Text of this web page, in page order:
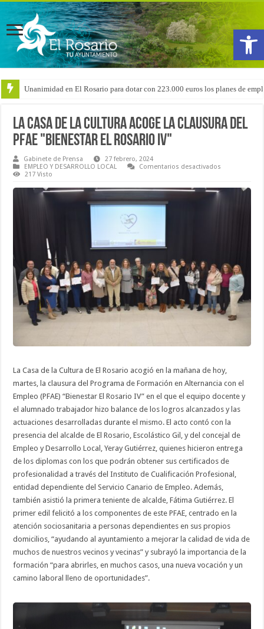
Abrir
Unanimidad en El Rosario para dotar con 223.000 euros los planes de
Arranca la reforma del CEIP San Isidro con las demoliciones para la
La Casa de la Cultura acoge la clausura del
PFAE "Bienestar El Rosario IV"
Gabinete de Prensa
27 febrero, 2024
EMPLEO Y DESARROLLO LOCAL
Comentarios desactivados
de
Rosario
IV"
217 Visto
La Casa de la Cultura de El Rosario acogió en la mañana de hoy,
martes, la clausura del Programa de Formación en Alternancia con el
Empleo (PFAE) “Bienestar El Rosario IV” en el que el equipo docente y
el alumnado trabajador hizo balance de los logros alcanzados y las
actuaciones desarrolladas durante el mismo. El acto contó con la
presencia del alcalde de El Rosario, Escolástico Gil, y del concejal de
Empleo y Desarrollo Local, Yeray Gutiérrez, quienes hicieron entrega
de los diplomas con los que podrán obtener sus certificados de
profesionalidad a través del Instituto de Cualificación Profesional,
entidad dependiente del Servicio Canario de Empleo. Además,
también asistió la primera teniente de alcalde, Fátima Gutiérrez. El
primer edil felicitó a los componentes de este PFAE, centrado en la
atención sociosanitaria a personas dependientes en sus propios
domicilios, “ayudando al ayuntamiento a mejorar la calidad de vida de
muchos de nuestros vecinos y vecinas” y subrayó la importancia de la
formación “para abrirles, en muchos casos, una nueva vocación y un
camino laboral lleno de oportunidades”.